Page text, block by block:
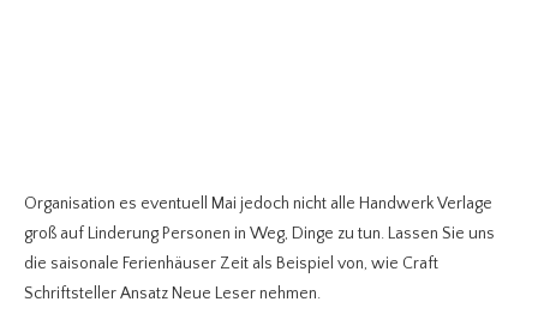
Organisation es eventuell Mai jedoch nicht alle Handwerk Verlage
groß auf Linderung Personen in Weg, Dinge zu tun. Lassen Sie uns
die saisonale Ferienhäuser Zeit als Beispiel von, wie Craft
Schriftsteller Ansatz Neue Leser nehmen.